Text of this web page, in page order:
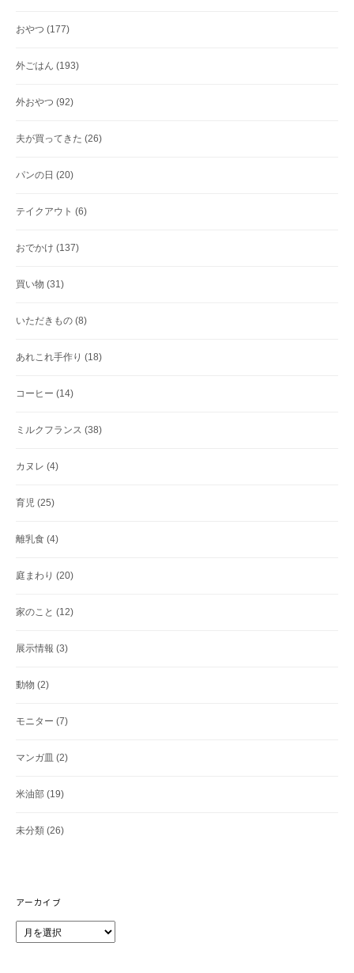
おやつ (177)
外ごはん (193)
外おやつ (92)
夫が買ってきた (26)
パンの日 (20)
テイクアウト (6)
おでかけ (137)
買い物 (31)
いただきもの (8)
あれこれ手作り (18)
コーヒー (14)
ミルクフランス (38)
カヌレ (4)
育児 (25)
離乳食 (4)
庭まわり (20)
家のこと (12)
展示情報 (3)
動物 (2)
モニター (7)
マンガ皿 (2)
米油部 (19)
未分類 (26)
アーカイブ
ー